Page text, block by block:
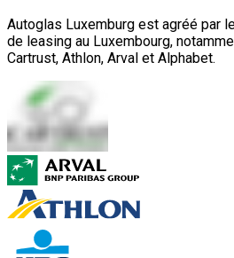
Autoglas Luxemburg est agréé par
de leasing au Luxembourg,
Cartrust, Athlon, Arval et Alphabet.